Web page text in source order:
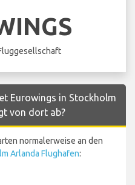
Eurowings in Stockholm
von dort ab?
normalerweise an den
Arlanda Flughafen: